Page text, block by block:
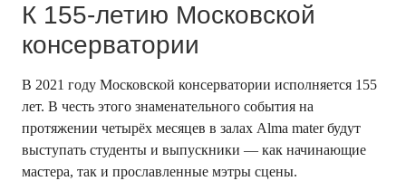
К 155-летию Московской
консерватории
В 2021 году Московской консерватории исполняется 155
лет. В честь этого знаменательного события на
протяжении четырёх месяцев в залах Alma mater будут
выступать студенты и выпускники — как начинающие
мастера, так и прославленные мэтры сцены.